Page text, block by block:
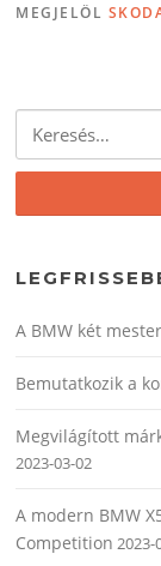
MEGJELÖL
A BMW két
Bemutatkozik a
Megvilágított
2023-03-02
A modern BMW
Competition 2023-